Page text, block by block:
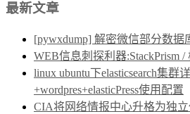
最新文章
[pywxdump] 解密微信部分数据
WEB信息刺探利器:StackPrism /
linux ubuntu下elasticsearch集群
+wordpres+elasticPress使用配置
CIA将网络情报中心升格为独